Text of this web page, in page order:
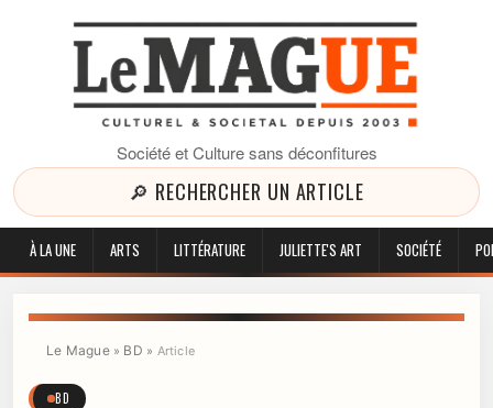
Société et Culture sans déconfitures
🔎 RECHERCHER UN ARTICLE
À LA UNE ARTS LITTÉRATURE JULIETTE'S ART SOCIÉTÉ
Le Mague» BD » Article
BD